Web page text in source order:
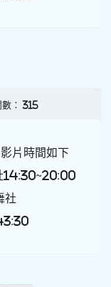
： 315
片時間如下
14:30~20:00
社